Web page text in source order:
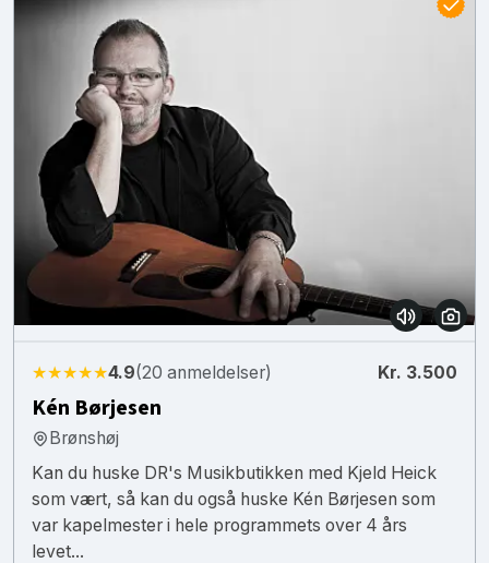
★★★★★4.9(20 anmeldelser) Kr. 3.500
Kén Børjesen
Brønshøj
Kan du huske DR's Musikbutikken med Kjeld Heick
som vært, så kan du også huske Kén Børjesen som
var kapelmester i hele programmets over 4 års
levet...